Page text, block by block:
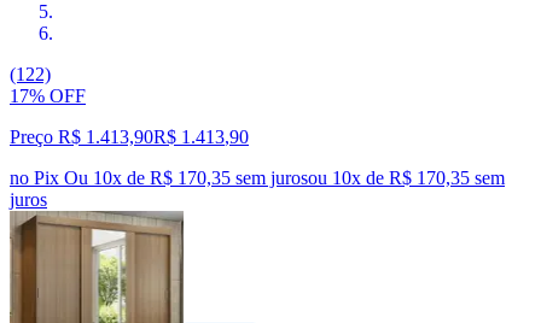
(122)
17% OFF
Preço R$ 1.413,90R$ 1.413,90
no Pix Ou 10x de R$ 170,35 sem jurosou 10x de R$ 170,35 sem
juros